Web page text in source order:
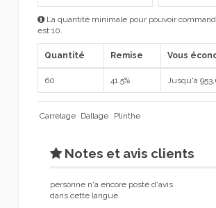
La quantité minimale pour pouvoir
est 10.
Quantité Remise Vous
60 41.5% Jusqu'à
Carrelage Dallage Plinthe
Notes et avis clients
personne n'a encore posté d'avis
dans cette langue